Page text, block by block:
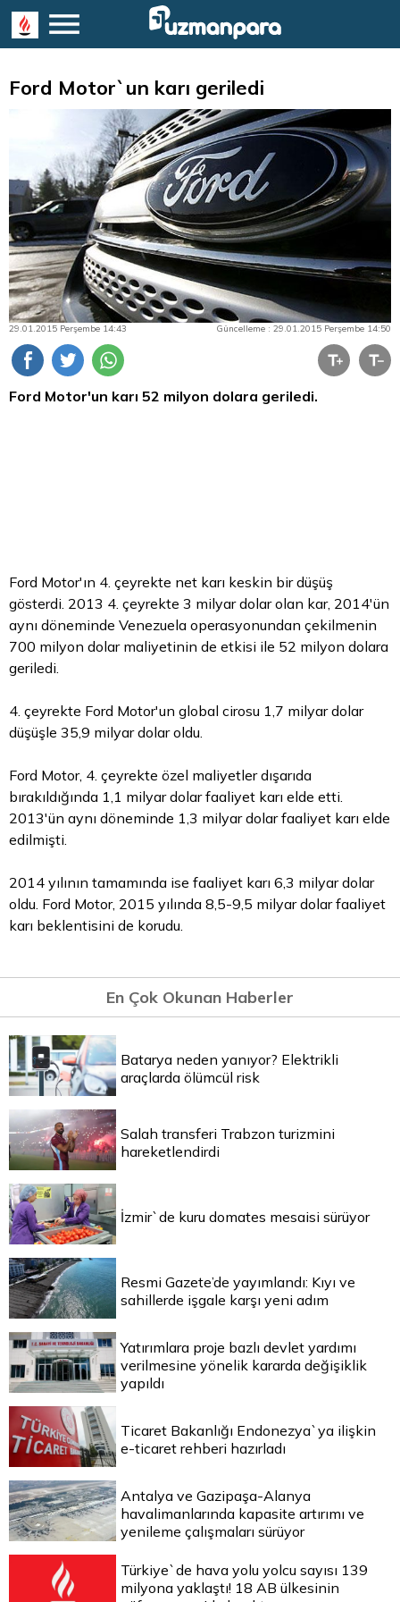
Ford Motor`un karı geriledi
29.01.2015 Perşembe 14:43 Güncelleme : 29.01.2015 Perşembe 14:50
Ford Motor'un karı 52 milyon dolara geriledi.
Ford Motor'ın 4. çeyrekte net karı keskin bir düşüş
gösterdi. 2013 4. çeyrekte 3 milyardolarolan kar, 2014'ün
aynı döneminde Venezuela operasyonundan çekilmenin
700 milyon dolar maliyetinin de etkisi ile 52 milyon dolara
geriledi.
4. çeyrekte Ford Motor'un global cirosu 1,7 milyar dolar
düşüşle 35,9 milyar dolar oldu.
Ford Motor, 4. çeyrekte özel maliyetler dışarıda
bırakıldığında 1,1 milyar dolar faaliyet karı elde etti.
2013'ün aynı döneminde 1,3 milyar dolar faaliyet karı elde
edilmişti.
2014 yılının tamamında ise faaliyet karı 6,3 milyar dolar
oldu. Ford Motor, 2015 yılında 8,5-9,5 milyar dolar faaliyet
karı beklentisini de korudu.
En Çok Okunan Haberler
Batarya neden yanıyor? Elektrikli
araçlarda ölümcül risk
Salah transferi Trabzon turizmini
hareketlendirdi
İzmir`de kuru domates mesaisi sürüyor
Resmi Gazete’de yayımlandı: Kıyı ve
sahillerde işgale karşı yeni adım
Yatırımlara proje bazlı devlet yardımı
verilmesine yönelik kararda değişiklik
yapıldı
Ticaret Bakanlığı Endonezya`ya ilişkin
e-ticaret rehberi hazırladı
Antalya ve Gazipaşa-Alanya
havalimanlarında kapasite artırımı ve
yenileme çalışmaları sürüyor
Türkiye`de hava yolu yolcu sayısı 139
milyona yaklaştı! 18 AB ülkesinin